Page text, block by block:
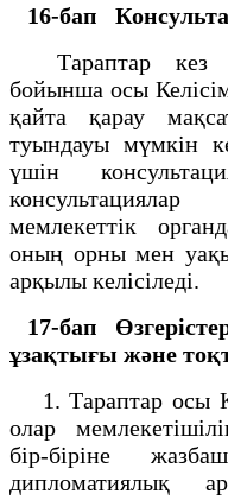
16-бап
Тараптар кез
бойынша осы
қайта қарау
туындауы мүмкін
үшін
мемлекеттік
оның орны мен
арқылы келісіледі.
17-бап
ұзақтығы және
1. Тараптар осы
олар
бір-біріне
дипломатиялық